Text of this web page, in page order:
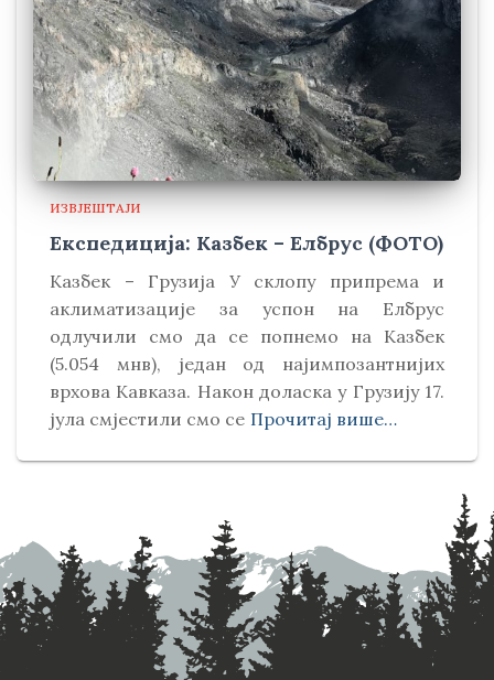
ИЗВЈЕШТАЈИ
Експедиција: Казбек – Елбрус (ФОТО)
Kазбек – Грузија У склопу припрема и
аклиматизације за успон на Елбрус
одлучили смо да се попнемо на Kазбек
(5.054 мнв), један од најимпозантнијих
врхова Kавказа. Након доласка у Грузију 17.
јула смјестили смо се Прочитај више…